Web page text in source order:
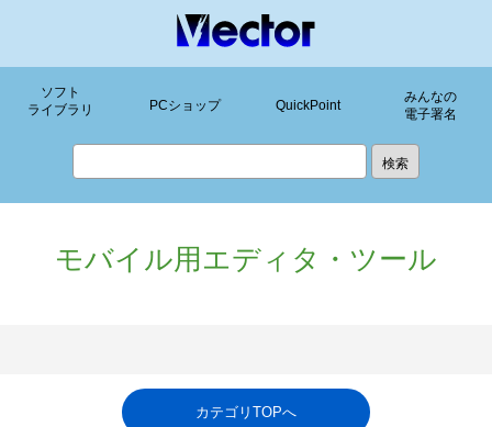
ソフト
ライブラリ
PCショップ QuickPoint
みんなの
電子署名
モバイル用エディタ・ツール
カテゴリTOPへ